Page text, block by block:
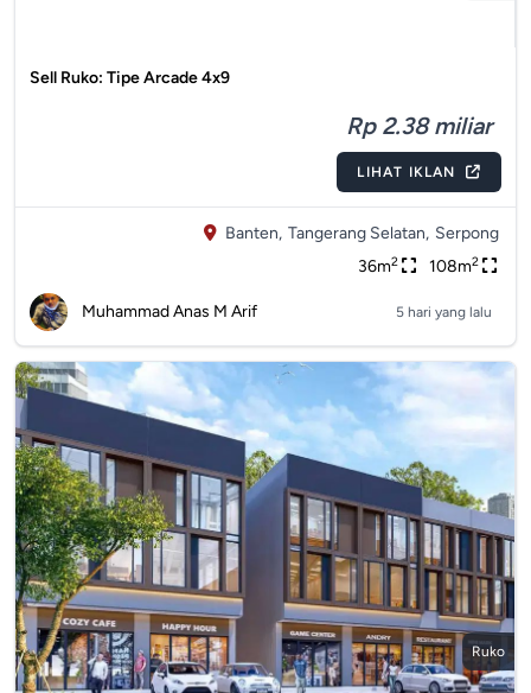
Sell Ruko: Tipe Arcade 4x9
Rp 2.38 miliar
LIHAT IKLAN
Banten, Tangerang Selatan, Serpong
36m2 108m2
Muhammad Anas M Arif 5 hari yang lalu
Ruko